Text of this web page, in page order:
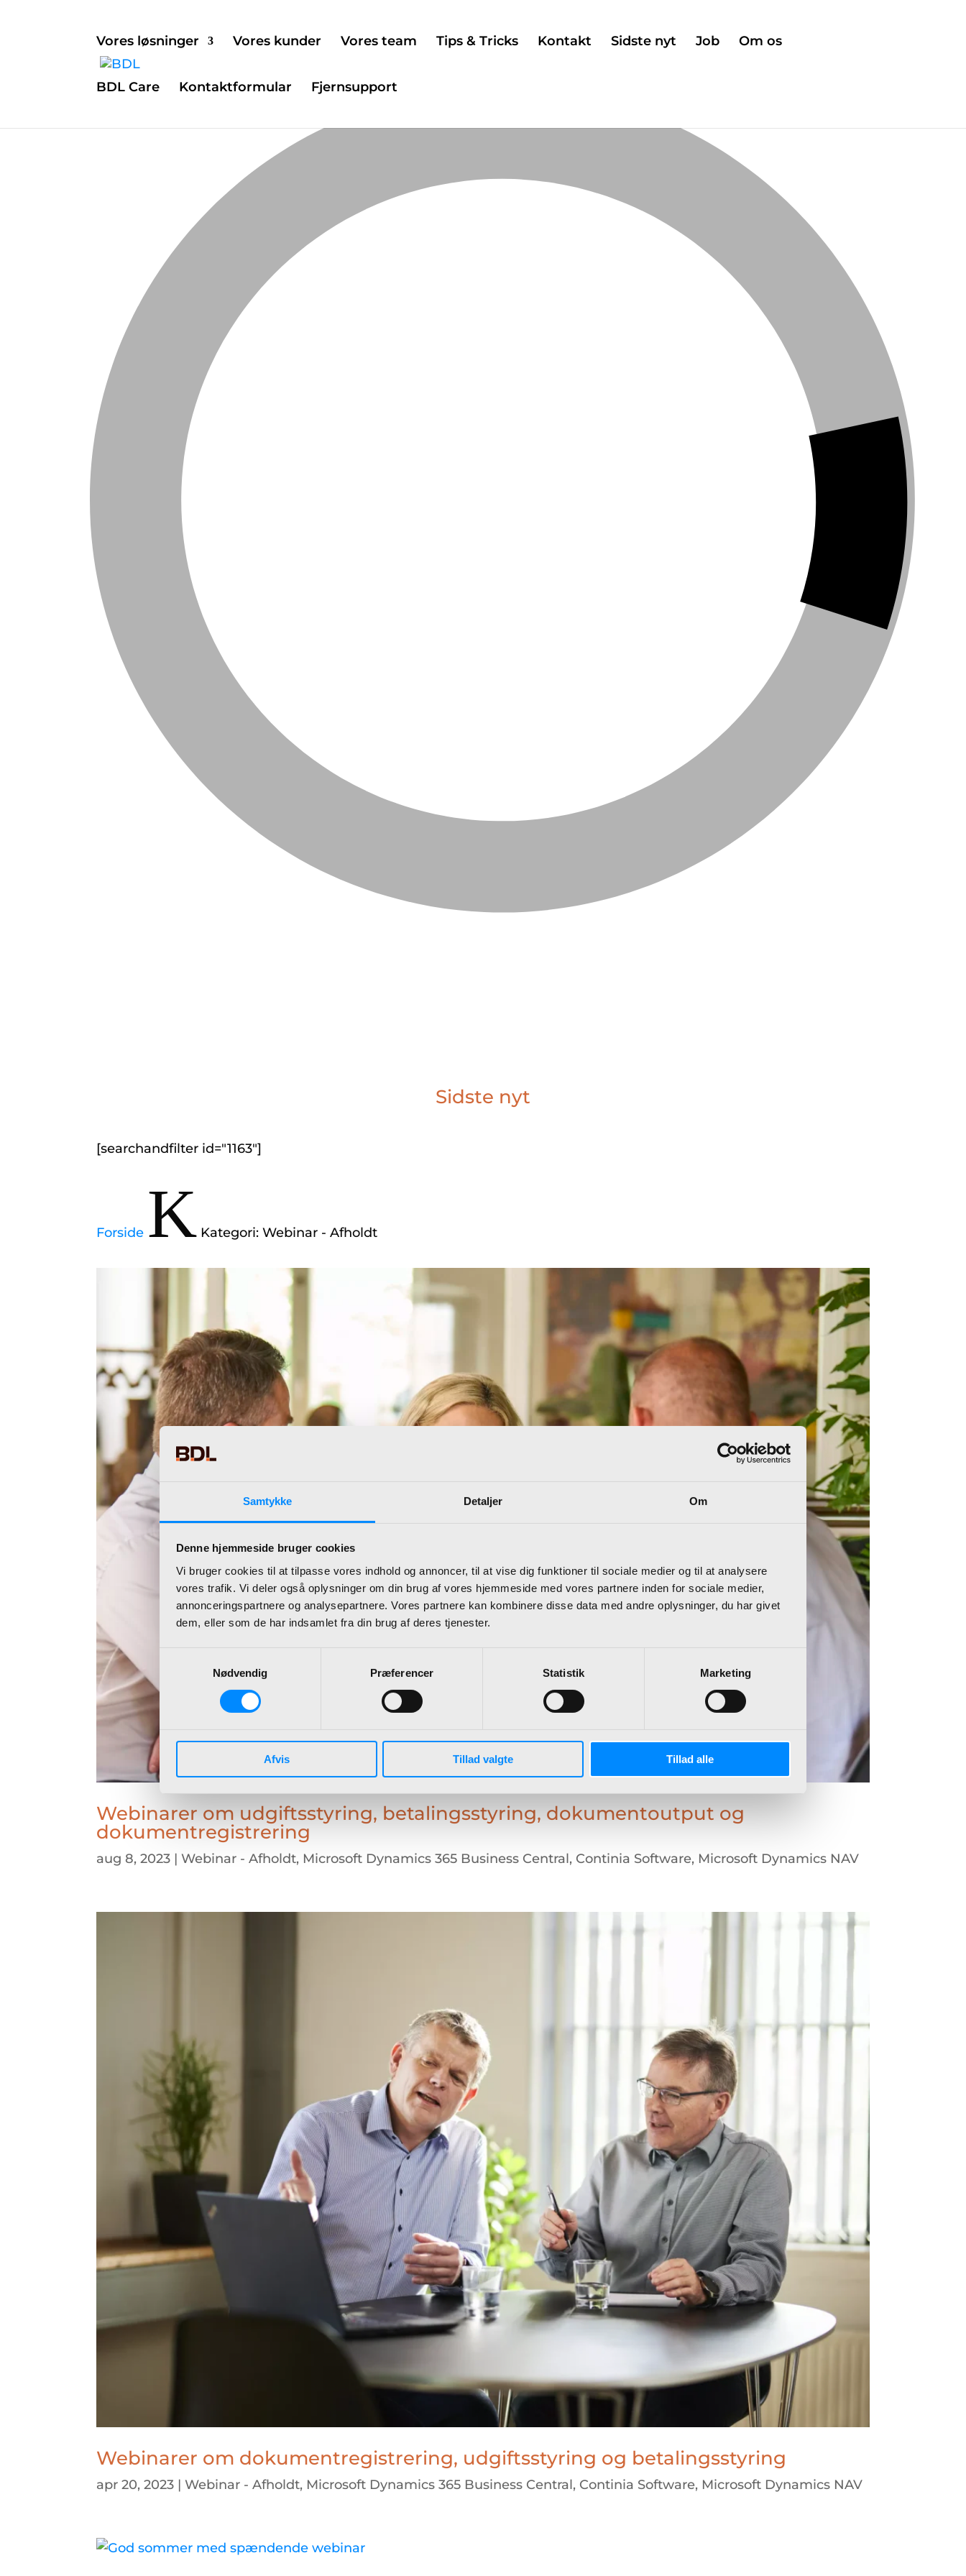
Samtykke Detaljer Om
Denne hjemmeside bruger cookies
Vi bruger cookies til at tilpasse vores indhold og annoncer, til at vise dig funktioner til sociale medier og til at analysere
vores trafik. Vi deler også oplysninger om din brug af vores hjemmeside med vores partnere inden for sociale medier,
annonceringspartnere og analysepartnere. Vores partnere kan kombinere disse data med andre oplysninger, du har givet
dem, eller som de har indsamlet fra din brug af deres tjenester.
Nødvendig
Præferencer Statistik Marketing
Afvis Tillad valgte Tillad alle
Vores løsninger Vores kunder Vores team Tips & Tricks Kontakt Sidste nyt Job Om os
BDL Care Kontaktformular Fjernsupport
Sidste nyt
[searchandfilter id="1163"]
Forside K Kategori: Webinar - Afholdt
Webinarer om udgiftsstyring, betalingsstyring, dokumentoutput og
dokumentregistrering
aug 8, 2023 |Webinar - Afholdt, Microsoft Dynamics 365 Business Central, Continia Software, Microsoft Dynamics NAV
Webinarer om dokumentregistrering, udgiftsstyring og betalingsstyring
apr 20, 2023 |Webinar - Afholdt, Microsoft Dynamics 365 Business Central, Continia Software, Microsoft Dynamics NAV